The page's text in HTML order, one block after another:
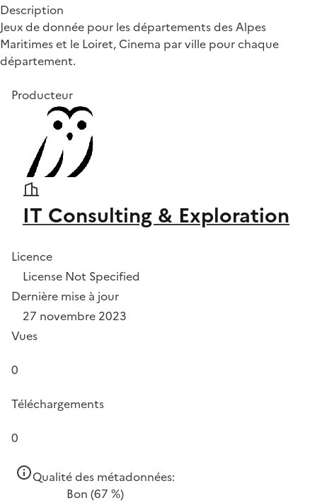
Description
Jeux de donnée pour les départements des Alpes
Maritimes et le Loiret, Cinema par ville pour chaque
département.
Producteur
IT Consulting & Exploration
Licence
License Not Specified
Dernière mise à jour
27 novembre 2023
Vues
0
Téléchargements
0
Qualité des métadonnées:
Bon (67 %)